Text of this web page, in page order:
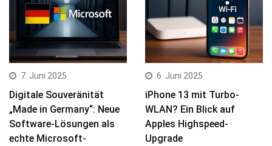
7. Juni 2025
Digitale Souveränität
„Made in Germany“: Neue
Software-Lösungen als
echte Microsoft-
6. Juni 2025
iPhone 13 mit Turbo-
WLAN? Ein Blick auf
Apples Highspeed-
Upgrade